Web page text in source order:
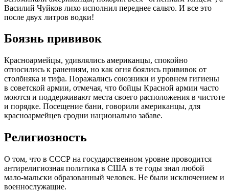
Василий Чуйков лихо исполнил переднее сальто. И все это
после двух литров водки!
Боязнь прививок
Красноармейцы, удивлялись американцы, спокойно
относились к ранениям, но как огня боялись прививок от
столбняка и тифа. Поражались союзники и уровнем гигиены
в советской армии, отмечая, что бойцы Красной армии часто
моются и поддерживают места своего расположения в чистоте
и порядке. Посещение бани, говорили американцы, для
красноармейцев сродни национально забаве.
Религиозность
О том, что в СССР на государственном уровне проводится
антирелигиозная политика в США в те годы знал любой
мало-мальски образованный человек. Не были исключением и
военнослужащие.